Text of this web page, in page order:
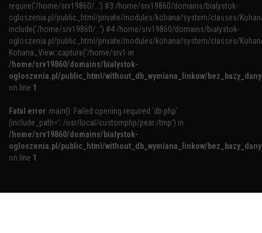
require('/home/srv19860/...') #3 /home/srv19860/domains/bialystok-
ogloszenia.pl/public_html/private/modules/kohana/system/classes/
include('/home/srv19860/...') #4 /home/srv19860/domains/bialystok-
ogloszenia.pl/public_html/private/modules/kohana/system/classes/
Kohana_View::capture('/home/srv1 in
/home/srv19860/domains/bialystok-
ogloszenia.pl/public_html/without_db_wymiana_linkow/
on line 1
Fatal error: main(): Failed opening required 'db.php'
(include_path='.:/usr/local/customphp/pear:/tmp') in
/home/srv19860/domains/bialystok-
ogloszenia.pl/public_html/without_db_wymiana_linkow/
on line 1